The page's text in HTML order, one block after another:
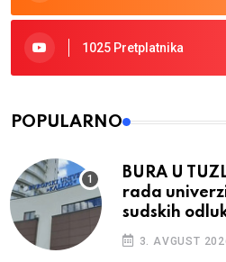
1025 Pretplatnika
POPULARNO
BURA U
rada
sudskih
3. AVGUST